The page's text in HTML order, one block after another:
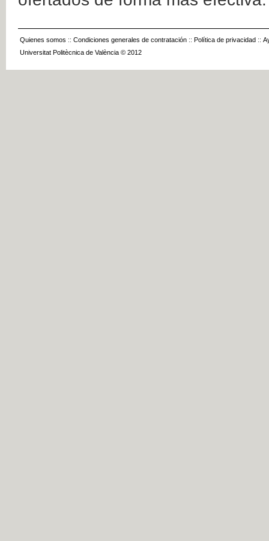
Quienes somos :: Condiciones generales de contratación :: Política de privacidad ::
Universitat Politècnica de València © 2012